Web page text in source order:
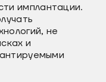
имплантации.
не
и